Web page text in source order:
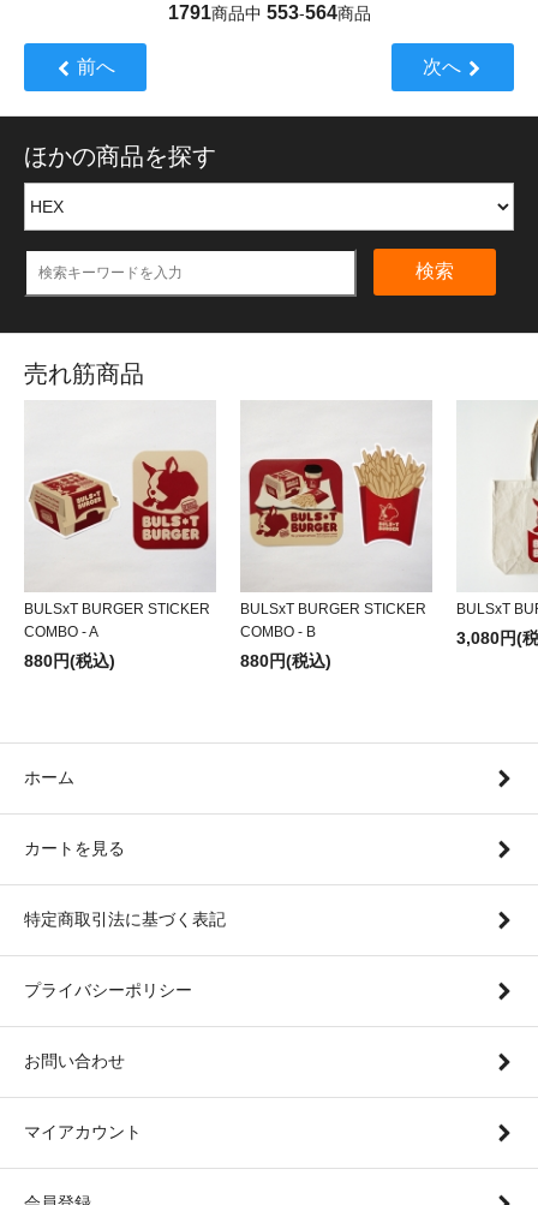
1791商品中 553-564商品
前へ 次へ
ほかの商品を探す
検索
売れ筋商品
BULSxT BURGER STICKER
COMBO - A
880円(税込)
BULSxT BURGER STICKER
COMBO - B
880円(税込)
BULSxT
3,080円(
ホーム
カートを見る
特定商取引法に基づく表記
プライバシーポリシー
お問い合わせ
マイアカウント